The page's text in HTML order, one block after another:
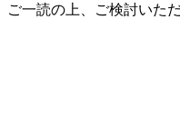
ご一読の上、ご検討いた